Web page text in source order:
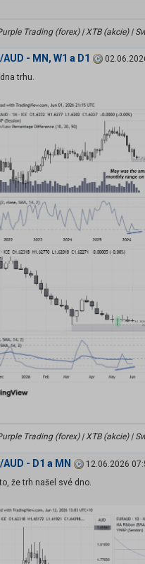
Trading (forex) | XTB (akcie) |
AUD - MN, W1 a D1
trhu.
Trading (forex) | XTB (akcie) |
AUD - D1 a MN
12.06.2026
že trh našel své dno.